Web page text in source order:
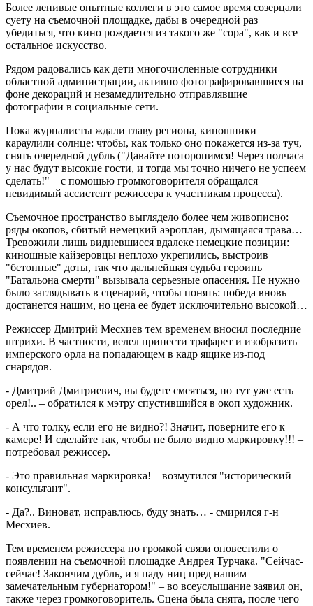
Более ленивые опытные коллеги в это самое время созерцали
суету на съемочной площадке, дабы в очередной раз
убедиться, что кино рождается из такого же "сора", как и все
остальное искусство.
Рядом радовались как дети многочисленные сотрудники
областной администрации, активно фотографировавшиеся на
фоне декораций и незамедлительно отправлявшие
фотографии в социальные сети.
Пока журналисты ждали главу региона, киношники
караулили солнце: чтобы, как только оно покажется из-за туч,
снять очередной дубль ("Давайте поторопимся! Через полчаса
у нас будут высокие гости, и тогда мы точно ничего не успеем
сделать!" – с помощью громкоговорителя обращался
невидимый ассистент режиссера к участникам процесса).
Съемочное пространство выглядело более чем живописно:
ряды окопов, сбитый немецкий аэроплан, дымящаяся трава…
Тревожили лишь видневшиеся вдалеке немецкие позиции:
киношные кайзеровцы неплохо укрепились, выстроив
"бетонные" доты, так что дальнейшая судьба героинь
"Батальона смерти" вызывала серьезные опасения. Не нужно
было заглядывать в сценарий, чтобы понять: победа вновь
достанется нашим, но цена ее будет исключительно высокой…
Режиссер Дмитрий Месхиев тем временем вносил последние
штрихи. В частности, велел принести трафарет и изобразить
имперского орла на попадающем в кадр ящике из-под
снарядов.
- Дмитрий Дмитриевич, вы будете смеяться, но тут уже есть
орел!.. – обратился к мэтру спустившийся в окоп художник.
- А что толку, если его не видно?! Значит, поверните его к
камере! И сделайте так, чтобы не было видно маркировку!!! –
потребовал режиссер.
- Это правильная маркировка! – возмутился "исторический
консультант".
- Да?.. Виноват, исправлюсь, буду знать… - смирился г-н
Месхиев.
Тем временем режиссера по громкой связи оповестили о
появлении на съемочной площадке Андрея Турчака. "Сейчас-
сейчас! Закончим дубль, и я паду ниц пред нашим
замечательным губернатором!" – во всеуслышание заявил он,
также через громкоговоритель. Сцена была снята, после чего